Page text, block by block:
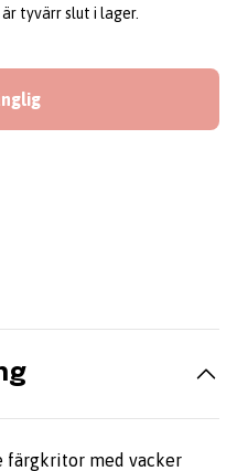
tyvärr slut i lager.
färgkritor med vacker